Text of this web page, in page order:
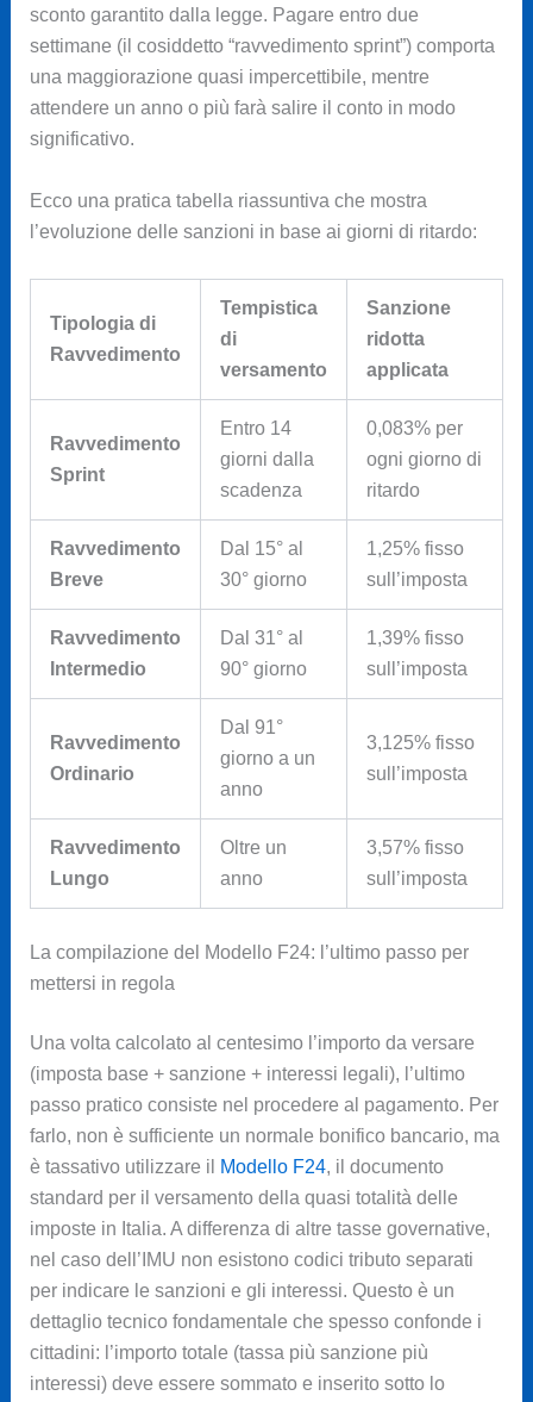
sconto garantito dalla legge. Pagare entro due
settimane (il cosiddetto “ravvedimento sprint”) comporta
una maggiorazione quasi impercettibile, mentre
attendere un anno o più farà salire il conto in modo
significativo.
Ecco una pratica tabella riassuntiva che mostra
l’evoluzione delle sanzioni in base ai giorni di ritardo:
Tipologia di
Ravvedimento
Tempistica
di
versamento
Sanzione
ridotta
applicata
Ravvedimento
Sprint
Entro 14
giorni dalla
scadenza
0,083% per
ogni giorno di
ritardo
Ravvedimento
Breve
Dal 15° al
30° giorno
1,25% fisso
sull’imposta
Ravvedimento
Intermedio
Dal 31° al
90° giorno
1,39% fisso
sull’imposta
Ravvedimento
Ordinario
Dal 91°
giorno a un
anno
3,125% fisso
sull’imposta
Ravvedimento
Lungo
Oltre un
anno
3,57% fisso
sull’imposta
La compilazione del Modello F24: l’ultimo passo per
mettersi in regola
Una volta calcolato al centesimo l’importo da versare
(imposta base + sanzione + interessi legali), l’ultimo
passo pratico consiste nel procedere al pagamento. Per
farlo, non è sufficiente un normale bonifico bancario, ma
è tassativo utilizzare il
Modello F24, il documento
standard per il versamento della quasi totalità delle
imposte in Italia. A differenza di altre tasse governative,
nel caso dell’IMU non esistono codici tributo separati
per indicare le sanzioni e gli interessi. Questo è un
dettaglio tecnico fondamentale che spesso confonde i
cittadini: l’importo totale (tassa più sanzione più
interessi) deve essere sommato e inserito sotto lo